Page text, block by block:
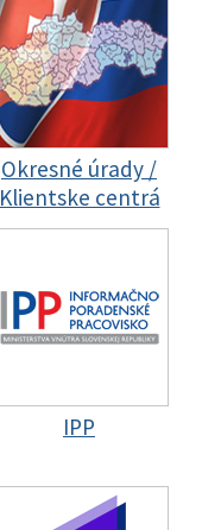
Okresné úrady /
Klientske centrá
IPP